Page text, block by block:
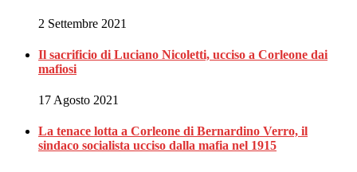
2 Settembre 2021
Il sacrificio di Luciano Nicoletti, ucciso a Corleone dai
mafiosi
17 Agosto 2021
La tenace lotta a Corleone di Bernardino Verro, il
sindaco socialista ucciso dalla mafia nel 1915